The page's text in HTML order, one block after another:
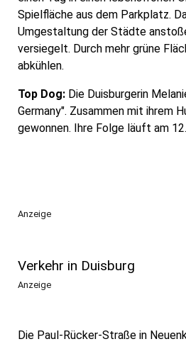
Spielfläche aus dem Parkplatz.
Umgestaltung der Städte
versiegelt. Durch mehr grüne
abkühlen.
Top Dog: Die Duisburgerin
Germany". Zusammen mit ihrem
gewonnen. Ihre Folge läuft am
Anzeige
Verkehr in Duisburg
Anzeige
Die Paul-Rücker-Straße in